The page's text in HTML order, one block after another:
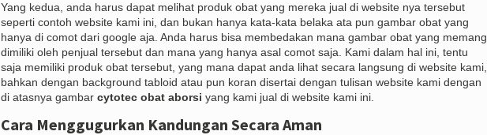
Yang kedua, anda harus dapat melihat produk obat yang mereka jual di website nya tersebut
seperti contoh website kami ini, dan bukan hanya kata-kata belaka ata pun gambar obat yang
hanya di comot dari google aja. Anda harus bisa membedakan mana gambar obat yang memang
dimiliki oleh penjual tersebut dan mana yang hanya asal comot saja. Kami dalam hal ini, tentu
saja memiliki produk obat tersebut, yang mana dapat anda lihat secara langsung di website kami,
bahkan dengan background tabloid atau pun koran disertai dengan tulisan website kami dengan
di atasnya gambar cytotec obat aborsi yang kami jual di website kami ini.
Cara Menggugurkan Kandungan Secara Aman